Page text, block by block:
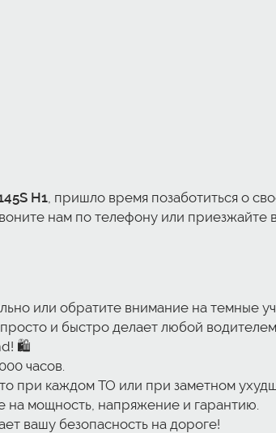
H1, пришло время позаботиться о
нам по телефону или приезжайте
или обратите внимание на темные
и быстро делает любой
🛍️
часов.
при каждом ТО или при заметном
на мощность, напряжение и гарантию.
вашу безопасность на дороге!